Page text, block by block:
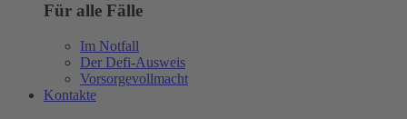
Für alle Fälle
Im Notfall
Der Defi-Ausweis
Vorsorgevollmacht
Kontakte